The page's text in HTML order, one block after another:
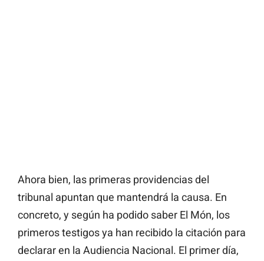
Ahora bien, las primeras providencias del
tribunal apuntan que mantendrá la causa. En
concreto, y según ha podido saber El Món, los
primeros testigos ya han recibido la citación para
declarar en la Audiencia Nacional. El primer día,